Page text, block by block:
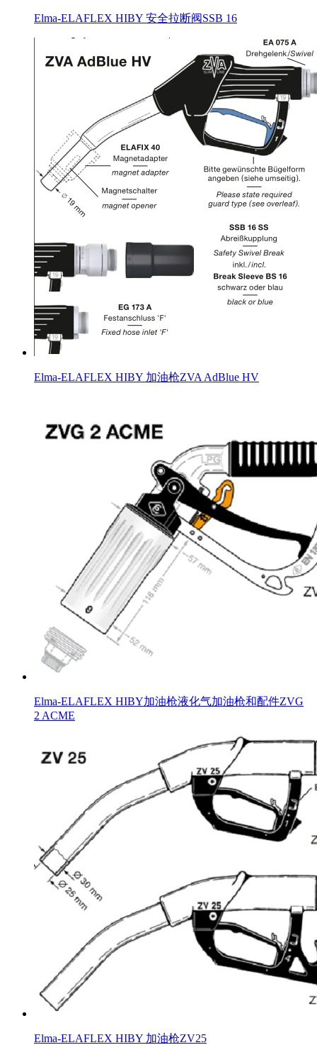
Elma-ELAFLEX HIBY 安全拉断阀SSB 16
Elma-ELAFLEX HIBY 加油枪ZVA AdBlue HV
Elma-ELAFLEX HIBY加油枪液化气加油枪和配件ZVG
2 ACME
Elma-ELAFLEX HIBY 加油枪ZV25